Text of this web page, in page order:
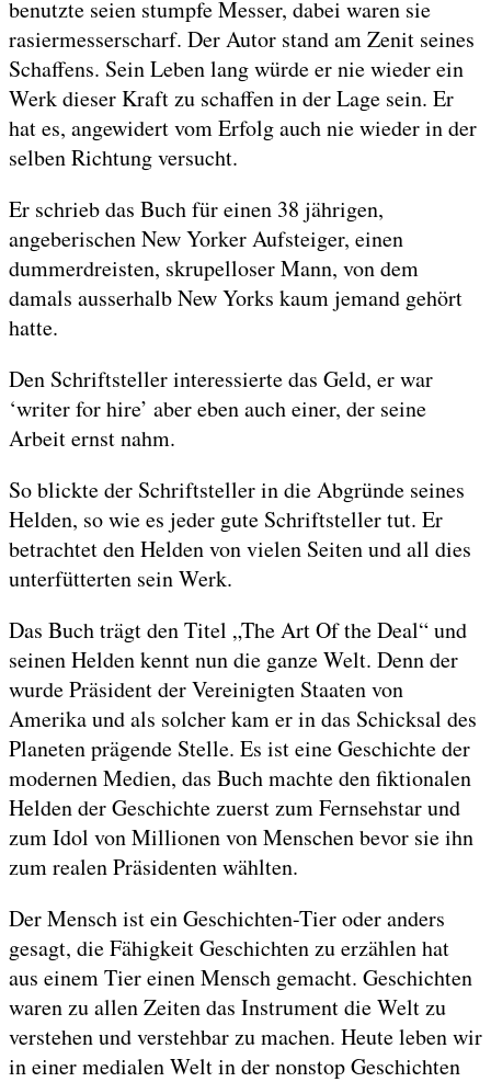
benutzte seien stumpfe Messer, dabei waren sie
rasiermesserscharf. Der Autor stand am Zenit seines
Schaffens. Sein Leben lang würde er nie wieder ein
Werk dieser Kraft zu schaffen in der Lage sein. Er
hat es, angewidert vom Erfolg auch nie wieder in der
selben Richtung versucht.
Er schrieb das Buch für einen 38 jährigen,
angeberischen New Yorker Aufsteiger, einen
dummerdreisten, skrupelloser Mann, von dem
damals ausserhalb New Yorks kaum jemand gehört
hatte.
Den Schriftsteller interessierte das Geld, er war
‘writer for hire’ aber eben auch einer, der seine
Arbeit ernst nahm.
So blickte der Schriftsteller in die Abgründe seines
Helden, so wie es jeder gute Schriftsteller tut. Er
betrachtet den Helden von vielen Seiten und all dies
unterfütterten sein Werk.
Das Buch trägt den Titel „The Art Of the Deal“ und
seinen Helden kennt nun die ganze Welt. Denn der
wurde Präsident der Vereinigten Staaten von
Amerika und als solcher kam er in das Schicksal des
Planeten prägende Stelle. Es ist eine Geschichte der
modernen Medien, das Buch machte den fiktionalen
Helden der Geschichte zuerst zum Fernsehstar und
zum Idol von Millionen von Menschen bevor sie ihn
zum realen Präsidenten wählten.
Der Mensch ist ein Geschichten-Tier oder anders
gesagt, die Fähigkeit Geschichten zu erzählen hat
aus einem Tier einen Mensch gemacht. Geschichten
waren zu allen Zeiten das Instrument die Welt zu
verstehen und verstehbar zu machen. Heute leben wir
in einer medialen Welt in der nonstop Geschichten